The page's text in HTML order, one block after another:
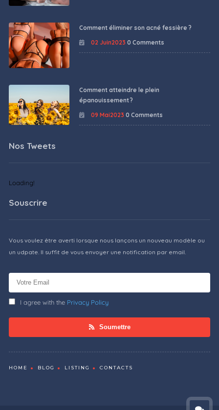
Comment éliminer son acné fessière ?
02 Juin2023 0 Comments
Comment atteindre le plein
épanouissement ?
09 Mai2023 0 Comments
Nos Tweets
Loading!
Souscrire
Vous voulez être averti lorsque nous lançons un nouveau modèle ou
un udpate. Il suffit de vous envoyer une notification par email.
I agree with the Privacy Policy
Soumettre
HOME BLOG LISTING CONTACTS